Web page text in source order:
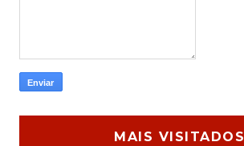
MAIS VISITADOS